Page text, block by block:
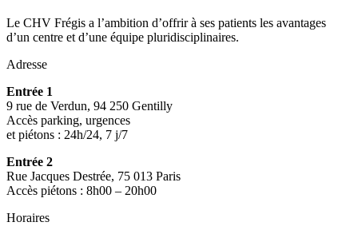
Le CHV Frégis a l’ambition d’offrir à ses patients les avantages
d’un centre et d’une équipe pluridisciplinaires.
Adresse
Entrée 1
9 rue de Verdun, 94 250 Gentilly
Accès parking, urgences
et piétons : 24h/24, 7 j/7
Entrée 2
Rue Jacques Destrée, 75 013 Paris
Accès piétons : 8h00 – 20h00
Horaires